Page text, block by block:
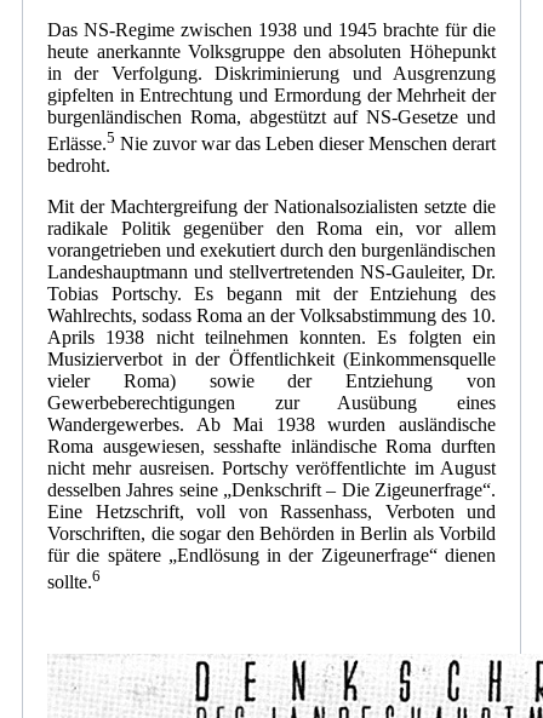
Das NS-Regime zwischen 1938 und 1945 brachte für die
heute anerkannte Volksgruppe den absoluten Höhepunkt
in der Verfolgung. Diskriminierung und Ausgrenzung
gipfelten in Entrechtung und Ermordung der Mehrheit der
burgenländischen Roma, abgestützt auf NS-Gesetze und
Erlässe.5 Nie zuvor war das Leben dieser Menschen derart
bedroht.
Mit der Machtergreifung der Nationalsozialisten setzte die
radikale Politik gegenüber den Roma ein, vor allem
vorangetrieben und exekutiert durch den burgenländischen
Landeshauptmann und stellvertretenden NS-Gauleiter, Dr.
Tobias Portschy. Es begann mit der Entziehung des
Wahlrechts, sodass Roma an der Volksabstimmung des 10.
Aprils 1938 nicht teilnehmen konnten. Es folgten ein
Musizierverbot in der Öffentlichkeit (Einkommensquelle
vieler Roma) sowie der Entziehung von
Gewerbeberechtigungen zur Ausübung eines
Wandergewerbes. Ab Mai 1938 wurden ausländische
Roma ausgewiesen, sesshafte inländische Roma durften
nicht mehr ausreisen. Portschy veröffentlichte im August
desselben Jahres seine „Denkschrift – Die Zigeunerfrage“.
Eine Hetzschrift, voll von Rassenhass, Verboten und
Vorschriften, die sogar den Behörden in Berlin als Vorbild
für die spätere „Endlösung in der Zigeunerfrage“ dienen
sollte.6